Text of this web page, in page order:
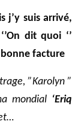
j’y suis arrivé,
dit quoi ‘’
facture
”Karolyn ”
mondial ‘Eriq